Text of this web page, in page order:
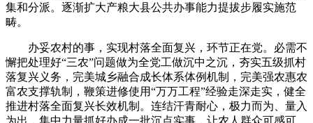
集和分派。逐渐扩大产粮大县公共办事能力提拔步履实施范
畴。
办妥农村的事，实现村落全面复兴，环节正在党。必需不
懈把处理好“三农”问题做为全党工做沉中之沉，夯实五级抓村
落复兴义务，完美城乡融合成长体系体例机制，完美强农惠农
富农支撑轨制，鞭策进修使用“万万工程”经验走深走实，健全
推进村落全面复兴长效机制。连结汗青耐心，极力而为、量入
为出，集中力量抓好办成一批沉点实事，让农人群众可感可